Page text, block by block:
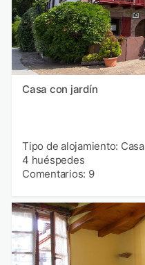
Casa con jardín
Tipo de alojamiento: Casa
4 huéspedes
Comentarios: 9